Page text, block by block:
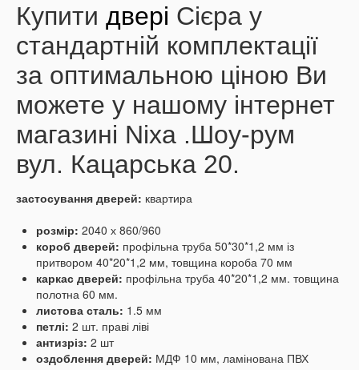
Купити двері Сієра у
стандартній комплектації
за оптимальною ціною Ви
можете у нашому інтернет
магазині Nixa .Шоу-рум
вул. Кацарська 20.
застосування дверей: квартира
розмір: 2040 х 860/960
короб дверей: профільна труба 50*30*1,2 мм із
притвором 40*20*1,2 мм, товщина короба 70 мм
каркас дверей: профільна труба 40*20*1,2 мм. товщина
полотна 60 мм.
листова сталь: 1.5 мм
петлі: 2 шт. праві ліві
антизріз: 2 шт
оздоблення дверей: МДФ 10 мм, ламінована ПВХ